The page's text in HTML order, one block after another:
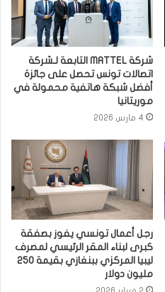
شركة MATTEL التابعة لـشركة
اتصالات تونس تحصل على جائزة
أفضل شبكة هاتفية محمولة في
موريتانيا
4 مارس 2026
رجل أعمال تونسي يفوز بصفقة
كبرى لبناء المقر الرئيسي لمصرف
ليبيا المركزي ببنغازي بقيمة 250
مليون دولار